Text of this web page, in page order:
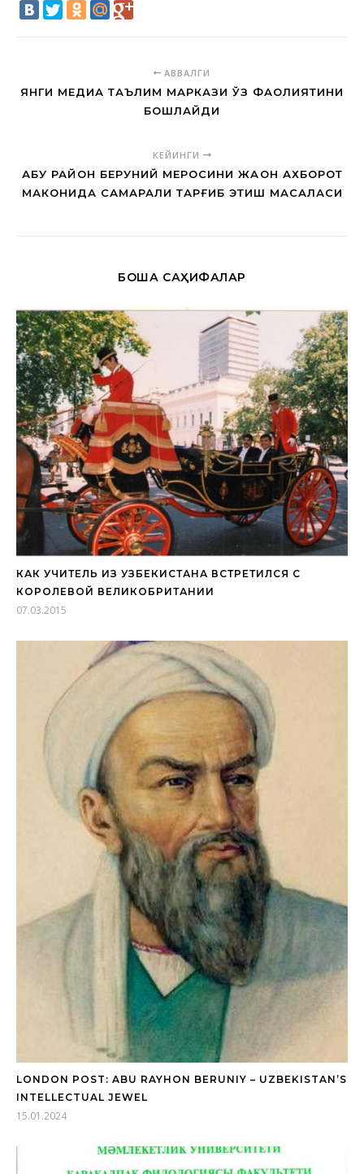
АВВАЛГИ
ЯНГИ МЕДИА ТАЪЛИМ МАРКАЗИ ЎЗ ФАОЛИЯТИНИ
БОШЛАЙДИ
КЕЙИНГИ
АБУ РАЙҲОН БЕРУНИЙ МЕРОСИНИ ЖАҲОН АХБОРОТ
МАКОНИДА САМАРАЛИ ТАРҒИБ ЭТИШ МАСАЛАСИ
БОШҚА САҲИФАЛАР
КАК УЧИТЕЛЬ ИЗ УЗБЕКИСТАНА ВСТРЕТИЛСЯ С
КОРОЛЕВОЙ ВЕЛИКОБРИТАНИИ
07.03.2015
LONDON POST: ABU RAYHON BERUNIY – UZBEKISTAN’S
INTELLECTUAL JEWEL
15.01.2024